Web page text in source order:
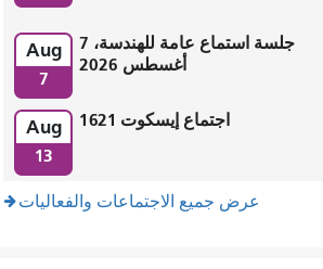
Aug
7
جلسة استماع عامة للهندسة، 7
أغسطس 2026
Aug
13
اجتماع إيسكوت 1621
عرض جميع الاجتماعات والفعاليات